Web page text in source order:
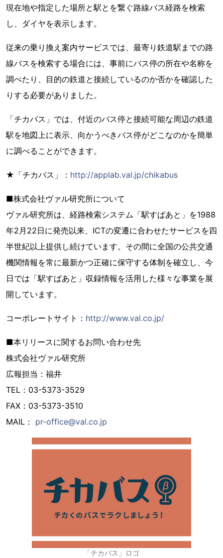
現在地や指定した場所と駅とを繋ぐ路線バス経路を検索
し、ダイヤを表示します。
従来の乗り換え案内サービスでは、最寄り鉄道駅までの路
線バスを検索する場合には、事前にバス停の所在や名称を
調べたり、目的の鉄道と接続しているのか否かを確認した
りする必要がありました。
「チカバス」では、付近のバス停と接続可能な周辺の鉄道
駅を地図上に表示、向かうべきバス停がどこなのかを簡単
に調べることができます。
★「チカバス」： http://applab.val.jp/chikabus
■株式会社ヴァル研究所について
ヴァル研究所は、経路検索システム「駅すぱあと」を1988
年2月22日に発売以来、ICTの変遷に合わせたサービスを四
半世紀以上提供し続けています。その間に全国の公共交通
機関情報を常に最新かつ正確に保守する体制を確立し、今
日では「駅すぱあと」収録情報を活用した様々な事業を展
開しています。
コーポレートサイト： http://www.val.co.jp/
■本リリースに関するお問い合わせ先
株式会社ヴァル研究所
広報担当：福井
TEL：03-5373-3529
FAX：03-5373-3510
MAIL： pr-office@val.co.jp
「チカバス」ロゴ